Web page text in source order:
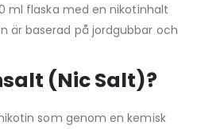
ml flaska med en nikotinhalt
är baserad på jordgubbar och
(Nic Salt)?
som genom en kemisk